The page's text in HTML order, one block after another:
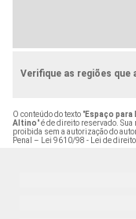
Verifique as regiões que
O conteúdo do texto "Espaço
Altino" é de direito reservado.
proibida sem a autorização do
Penal –
Lei 9610/98 - Lei de